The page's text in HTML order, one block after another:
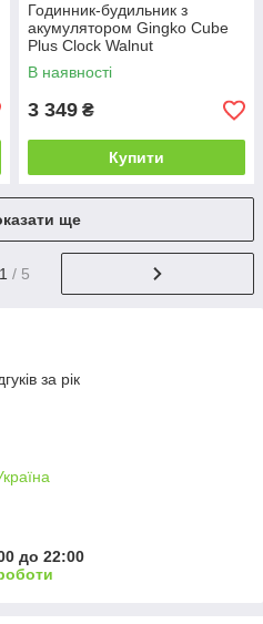
Годинник-будильник з
акумулятором Gingko Cube
Plus Clock Walnut
(Великобританія)
В наявності
3 349 ₴
Купити
ще
1 / 5
за рік
до 22:00